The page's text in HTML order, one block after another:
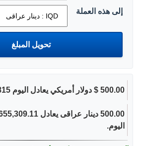
إلى هذه العملة
500.00 $ دولار أمريكي يعادل اليوم 0.3815 دينار عراقى.
اليوم.